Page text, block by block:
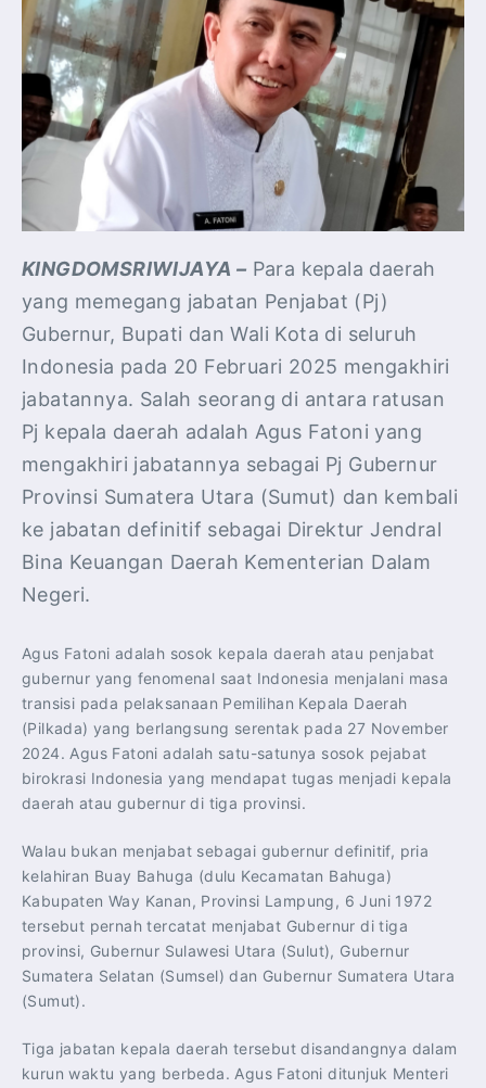
KINGDOMSRIWIJAYA – Para kepala daerah
yang memegang jabatan Penjabat (Pj)
Gubernur, Bupati dan Wali Kota di seluruh
Indonesia pada 20 Februari 2025 mengakhiri
jabatannya. Salah seorang di antara ratusan
Pj kepala daerah adalah Agus Fatoni yang
mengakhiri jabatannya sebagai Pj Gubernur
Provinsi Sumatera Utara (Sumut) dan kembali
ke jabatan definitif sebagai Direktur Jendral
Bina Keuangan Daerah Kementerian Dalam
Negeri.
Agus Fatoni adalah sosok kepala daerah atau penjabat
gubernur yang fenomenal saat Indonesia menjalani masa
transisi pada pelaksanaan Pemilihan Kepala Daerah
(Pilkada) yang berlangsung serentak pada 27 November
2024. Agus Fatoni adalah satu-satunya sosok pejabat
birokrasi Indonesia yang mendapat tugas menjadi kepala
daerah atau gubernur di tiga provinsi.
Walau bukan menjabat sebagai gubernur definitif, pria
kelahiran Buay Bahuga (dulu Kecamatan Bahuga)
Kabupaten Way Kanan, Provinsi Lampung, 6 Juni 1972
tersebut pernah tercatat menjabat Gubernur di tiga
provinsi, Gubernur Sulawesi Utara (Sulut), Gubernur
Sumatera Selatan (Sumsel) dan Gubernur Sumatera Utara
(Sumut).
Tiga jabatan kepala daerah tersebut disandangnya dalam
kurun waktu yang berbeda. Agus Fatoni ditunjuk Menteri